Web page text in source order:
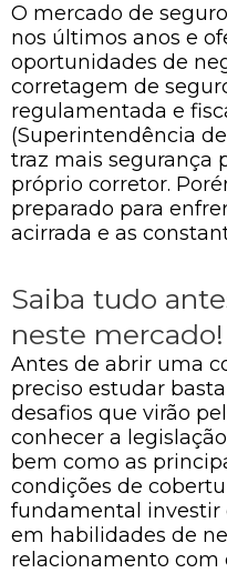
O mercado de
nos últimos anos e
oportunidades de
corretagem de
regulamentada e
(Superintendência
traz mais segurança
próprio corretor.
preparado para
acirrada e as
Saiba tudo
neste mercado!
Antes de abrir uma
preciso estudar
desafios que virão
conhecer a
bem como as
condições de
fundamental investir
em habilidades de
relacionamento com